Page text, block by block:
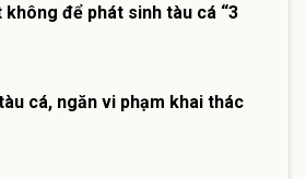
không để phát sinh tàu cá “3
cá, ngăn vi phạm khai thác